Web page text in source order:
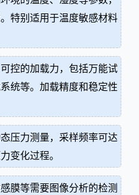
特别适用于温度敏感材料
控的加载力，包括万能试
统等。加载精度和稳定性
压力测量，采样频率可达
变化过程。
膜等需要图像分析的检测